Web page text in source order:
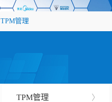
TPM管理
TPM管理 〉